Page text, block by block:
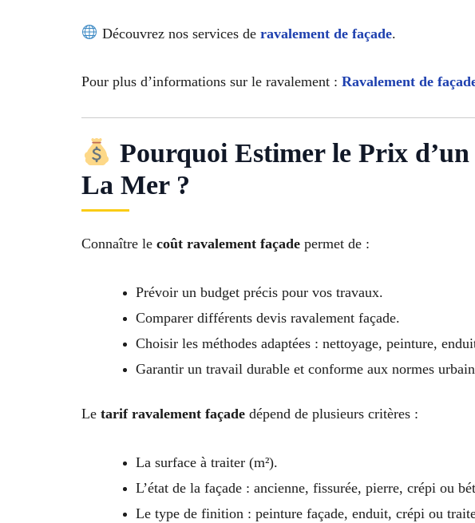
Découvrez nos services de ravalement de façade.
Pour plus d’informations sur le ravalement : Ravalement de
Pourquoi Estimer le Prix
La Mer ?
Connaître le coût ravalement façade permet de :
Prévoir un budget précis pour vos travaux.
Comparer différents devis ravalement façade.
Choisir les méthodes adaptées : nettoyage, peinture,
Garantir un travail durable et conforme aux normes
Le tarif ravalement façade dépend de plusieurs critères :
La surface à traiter (m²).
L’état de la façade : ancienne, fissurée, pierre, crépi ou
Le type de finition : peinture façade, enduit, crépi ou